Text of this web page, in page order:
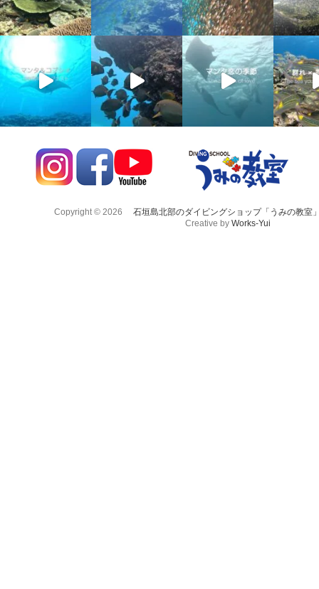
Copyright © 2026
石垣島北部のダイビングショップ「うみの教室
Creative by Works-Yui